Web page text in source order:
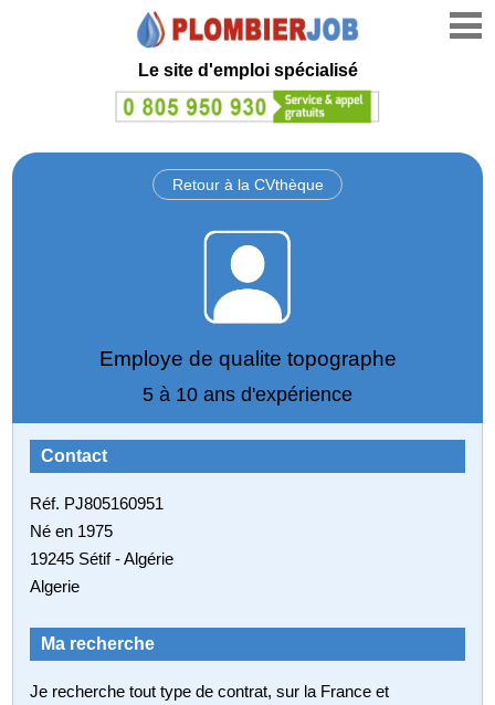
Le site d'emploi spécialisé
Retour à la CVthèque
Employe de qualite topographe
5 à 10 ans d'expérience
Contact
Réf. PJ805160951
Né en 1975
19245 Sétif - Algérie
Algerie
Ma recherche
Je recherche tout type de contrat, sur la France et